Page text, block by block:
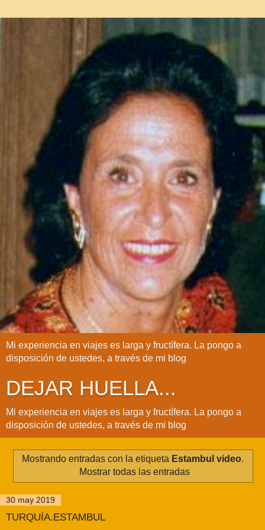
Mi experiencia en viajes es larga y fructífera. La pongo a
disposición de ustedes, a través de mi blog
DEJAR HUELLA...
Mi experiencia en viajes es larga y fructífera. La pongo a
disposición de ustedes, a través de mi blog
Mostrando entradas con la etiqueta Estambul video.
Mostrar todas las entradas
30 may 2019
TURQUÍA.ESTAMBUL